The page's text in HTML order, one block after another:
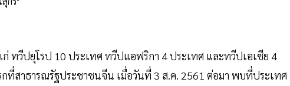
ทวีปยุโรป 10 ประเทศ ทวีปแอฟริกา 4 ประเทศ และทวีปเอเชีย 4
กที่สาธารณรัฐประชาชนจีน เมื่อวันที่ 3 ส.ค. 2561 ต่อมา พบที่ประเทศ